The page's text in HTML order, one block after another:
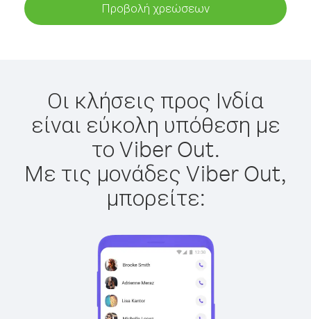
Προβολή χρεώσεων
Οι κλήσεις προς Ινδία
είναι εύκολη υπόθεση με
το Viber Out.
Με τις μονάδες Viber Out,
μπορείτε: